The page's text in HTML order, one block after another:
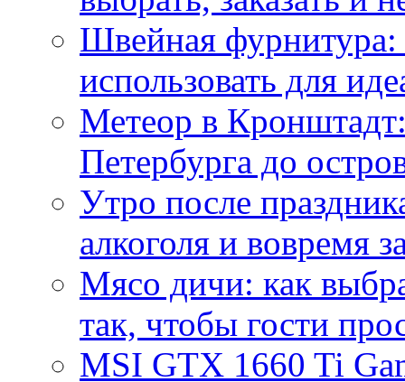
Швейная фурнитура:
использовать для
Метеор в
Петербурга до
Утро после
алкоголя и вовремя
Мясо дичи: как
так, чтобы гости
MSI GTX 1660 Ti